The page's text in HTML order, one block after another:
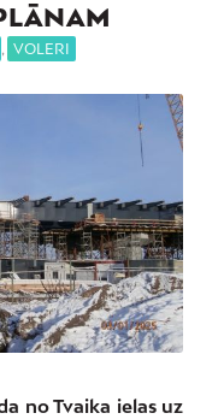
, VOLERI
no Tvaika ielas uz